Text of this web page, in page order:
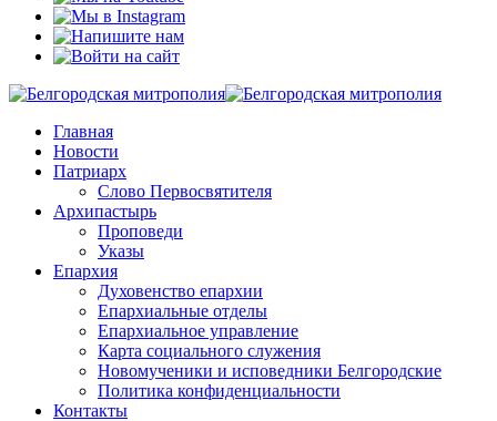
Главная
Новости
Патриарх
Слово Первосвятителя
Архипастырь
Проповеди
Указы
Епархия
Духовенство епархии
Епархиальные отделы
Епархиальное управление
Карта социального служения
Новомученики и исповедники Белгородские
Политика конфиденциальности
Контакты